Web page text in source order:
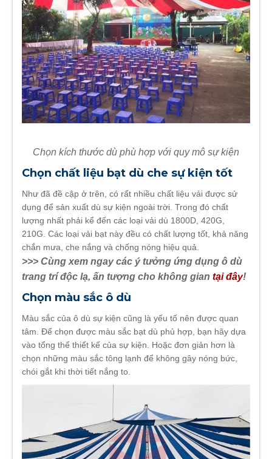
Chọn kích thước dù phù hợp với quy mô sự kiện
Chọn chất liệu bạt dù che sự kiện tốt
Như đã đề cập ở trên, có rất nhiều chất liệu vải được sử
dụng để sản xuất dù sự kiện ngoài trời. Trong đó chất
lượng nhất phải kể đến các loại vải dù 1800D, 420G,
210G. Các loại vải bạt này đều có chất lượng tốt, khả năng
chắn mưa, che nắng và chống nóng hiệu quả.
>>> Cùng xem ngay các ý tưởng ứng dụng ô dù
trang trí độc lạ, ấn tượng cho không gian tại đây!
Chọn màu sắc ô dù
Màu sắc của ô dù sự kiện cũng là yếu tố nên được quan
tâm. Để chọn được màu sắc bạt dù phủ hợp, bạn hãy dựa
vào tổng thể thiết kế của sự kiện. Hoặc đơn giản hơn là
chọn những màu sắc tông lạnh để không gây nóng bức,
chói gắt khi thời tiết nắng to.